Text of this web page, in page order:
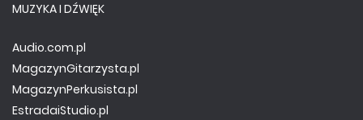
MUZYKA I DŹWIĘK
Audio.com.pl
MagazynGitarzysta.pl
MagazynPerkusista.pl
EstradaiStudio.pl